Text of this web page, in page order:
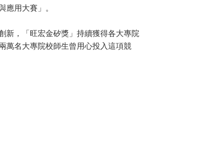
應用大賽」。
新，「旺宏金矽獎」持續獲得各大專院
萬名大專院校師生曾用心投入這項競